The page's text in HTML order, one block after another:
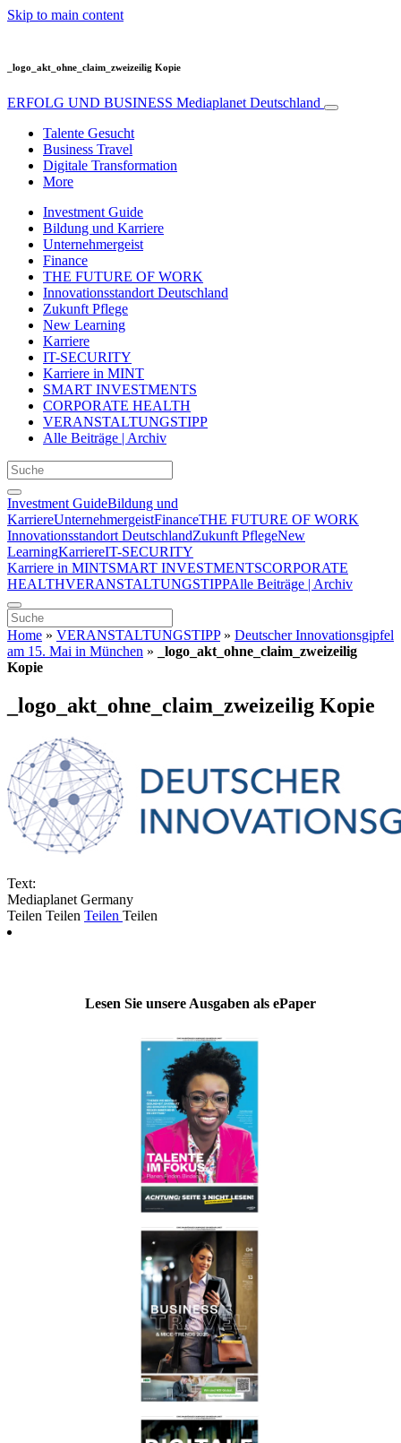
Skip to main content
_logo_akt_ohne_claim_zweizeilig Kopie
ERFOLG UND BUSINESS Mediaplanet Deutschland
Talente Gesucht
Business Travel
Digitale Transformation
More
Investment Guide
Bildung und Karriere
Unternehmergeist
Finance
THE FUTURE OF WORK
Innovationsstandort Deutschland
Zukunft Pflege
New Learning
Karriere
IT-SECURITY
Karriere in MINT
SMART INVESTMENTS
CORPORATE HEALTH
VERANSTALTUNGSTIPP
Alle Beiträge | Archiv
Investment GuideBildung und
KarriereUnternehmergeistFinanceTHE FUTURE OF WORK
Innovationsstandort DeutschlandZukunft PflegeNew
LearningKarriereIT-SECURITY
Karriere in MINTSMART INVESTMENTSCORPORATE
HEALTHVERANSTALTUNGSTIPPAlle Beiträge | Archiv
Home » VERANSTALTUNGSTIPP» Deutscher Innovationsgipfel
am 15. Mai in München »
_logo_akt_ohne_claim_zweizeilig
Kopie
_logo_akt_ohne_claim_zweizeilig Kopie
Text:
Mediaplanet Germany
Teilen Teilen Teilen Teilen
Lesen Sie unsere Ausgaben als ePaper